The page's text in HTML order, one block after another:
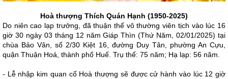
Hoà thượng Thích Quán Hạnh (1950-2025)
Do niên cao lạp trưởng, đã thuận thế vô thường viên tịch vào lúc 16
giờ 30 ngày 03 tháng 12 năm Giáp Thìn (Thứ Năm, 02/01/2025) tại
chùa Bảo Vân, số 2/30 Kiệt 16, đường Duy Tân, phường An Cựu,
quận Thuận Hoá, thành phố Huế. Trụ thế: 75 năm; Hạ lạp: 56 năm.
- Lễ nhập kim quan cố Hoà thượng sẽ được cử hành vào lúc 12 giờ